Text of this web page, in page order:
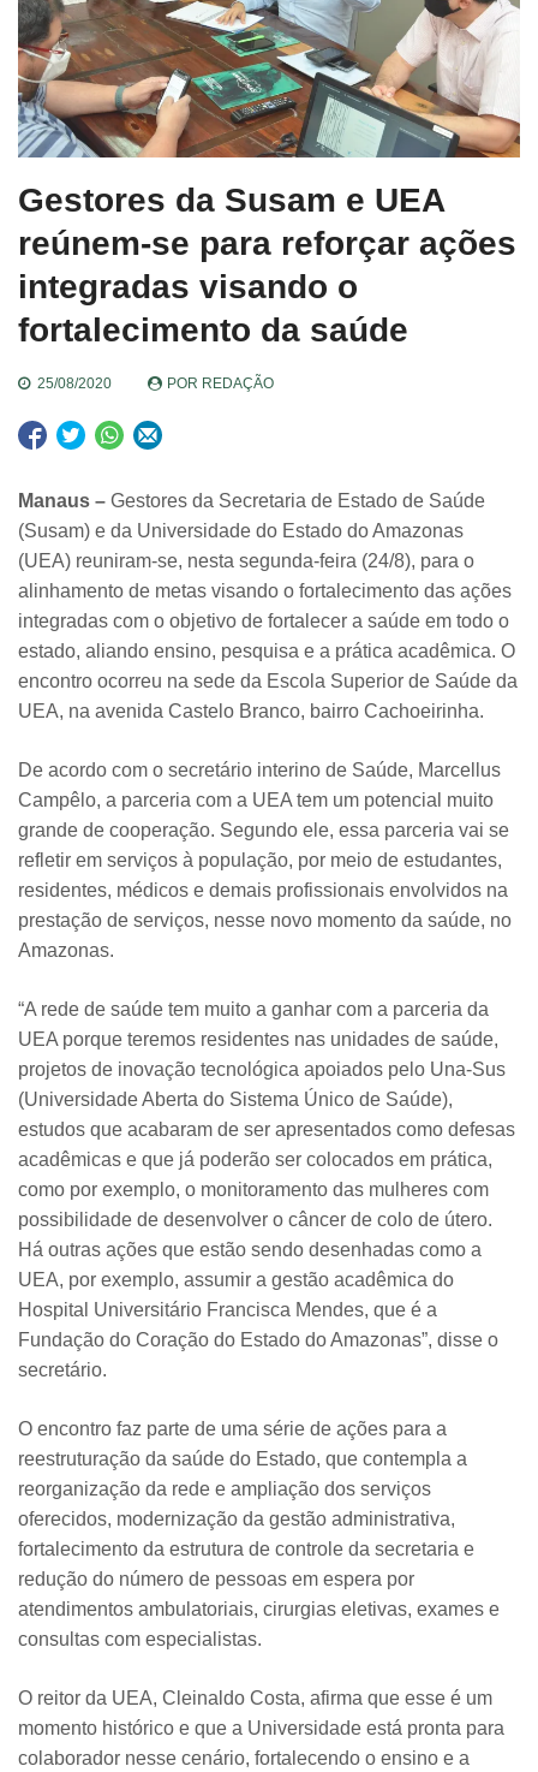
Gestores da Susam e UEA
reúnem-se para reforçar ações
integradas visando o
fortalecimento da saúde
25/08/2020 POR REDAÇÃO
Manaus – Gestores da Secretaria de Estado de Saúde
(Susam) e da Universidade do Estado do Amazonas
(UEA) reuniram-se, nesta segunda-feira (24/8), para o
alinhamento de metas visando o fortalecimento das ações
integradas com o objetivo de fortalecer a saúde em todo o
estado, aliando ensino, pesquisa e a prática acadêmica. O
encontro ocorreu na sede da Escola Superior de Saúde da
UEA, na avenida Castelo Branco, bairro Cachoeirinha.
De acordo com o secretário interino de Saúde, Marcellus
Campêlo, a parceria com a UEA tem um potencial muito
grande de cooperação. Segundo ele, essa parceria vai se
refletir em serviços à população, por meio de estudantes,
residentes, médicos e demais profissionais envolvidos na
prestação de serviços, nesse novo momento da saúde, no
Amazonas.
“A rede de saúde tem muito a ganhar com a parceria da
UEA porque teremos residentes nas unidades de saúde,
projetos de inovação tecnológica apoiados pelo Una-Sus
(Universidade Aberta do Sistema Único de Saúde),
estudos que acabaram de ser apresentados como defesas
acadêmicas e que já poderão ser colocados em prática,
como por exemplo, o monitoramento das mulheres com
possibilidade de desenvolver o câncer de colo de útero.
Há outras ações que estão sendo desenhadas como a
UEA, por exemplo, assumir a gestão acadêmica do
Hospital Universitário Francisca Mendes, que é a
Fundação do Coração do Estado do Amazonas”, disse o
secretário.
O encontro faz parte de uma série de ações para a
reestruturação da saúde do Estado, que contempla a
reorganização da rede e ampliação dos serviços
oferecidos, modernização da gestão administrativa,
fortalecimento da estrutura de controle da secretaria e
redução do número de pessoas em espera por
atendimentos ambulatoriais, cirurgias eletivas, exames e
consultas com especialistas.
O reitor da UEA, Cleinaldo Costa, afirma que esse é um
momento histórico e que a Universidade está pronta para
colaborador nesse cenário, fortalecendo o ensino e a